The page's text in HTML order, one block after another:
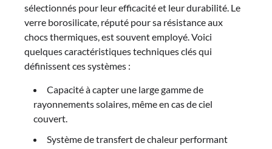
sélectionnés pour leur efficacité et leur durabilité. Le
verre borosilicate, réputé pour sa résistance aux
chocs thermiques, est souvent employé. Voici
quelques caractéristiques techniques clés qui
définissent ces systèmes :
Capacité à capter une large gamme de
rayonnements solaires, même en cas de ciel
couvert.
Système de transfert de chaleur performant